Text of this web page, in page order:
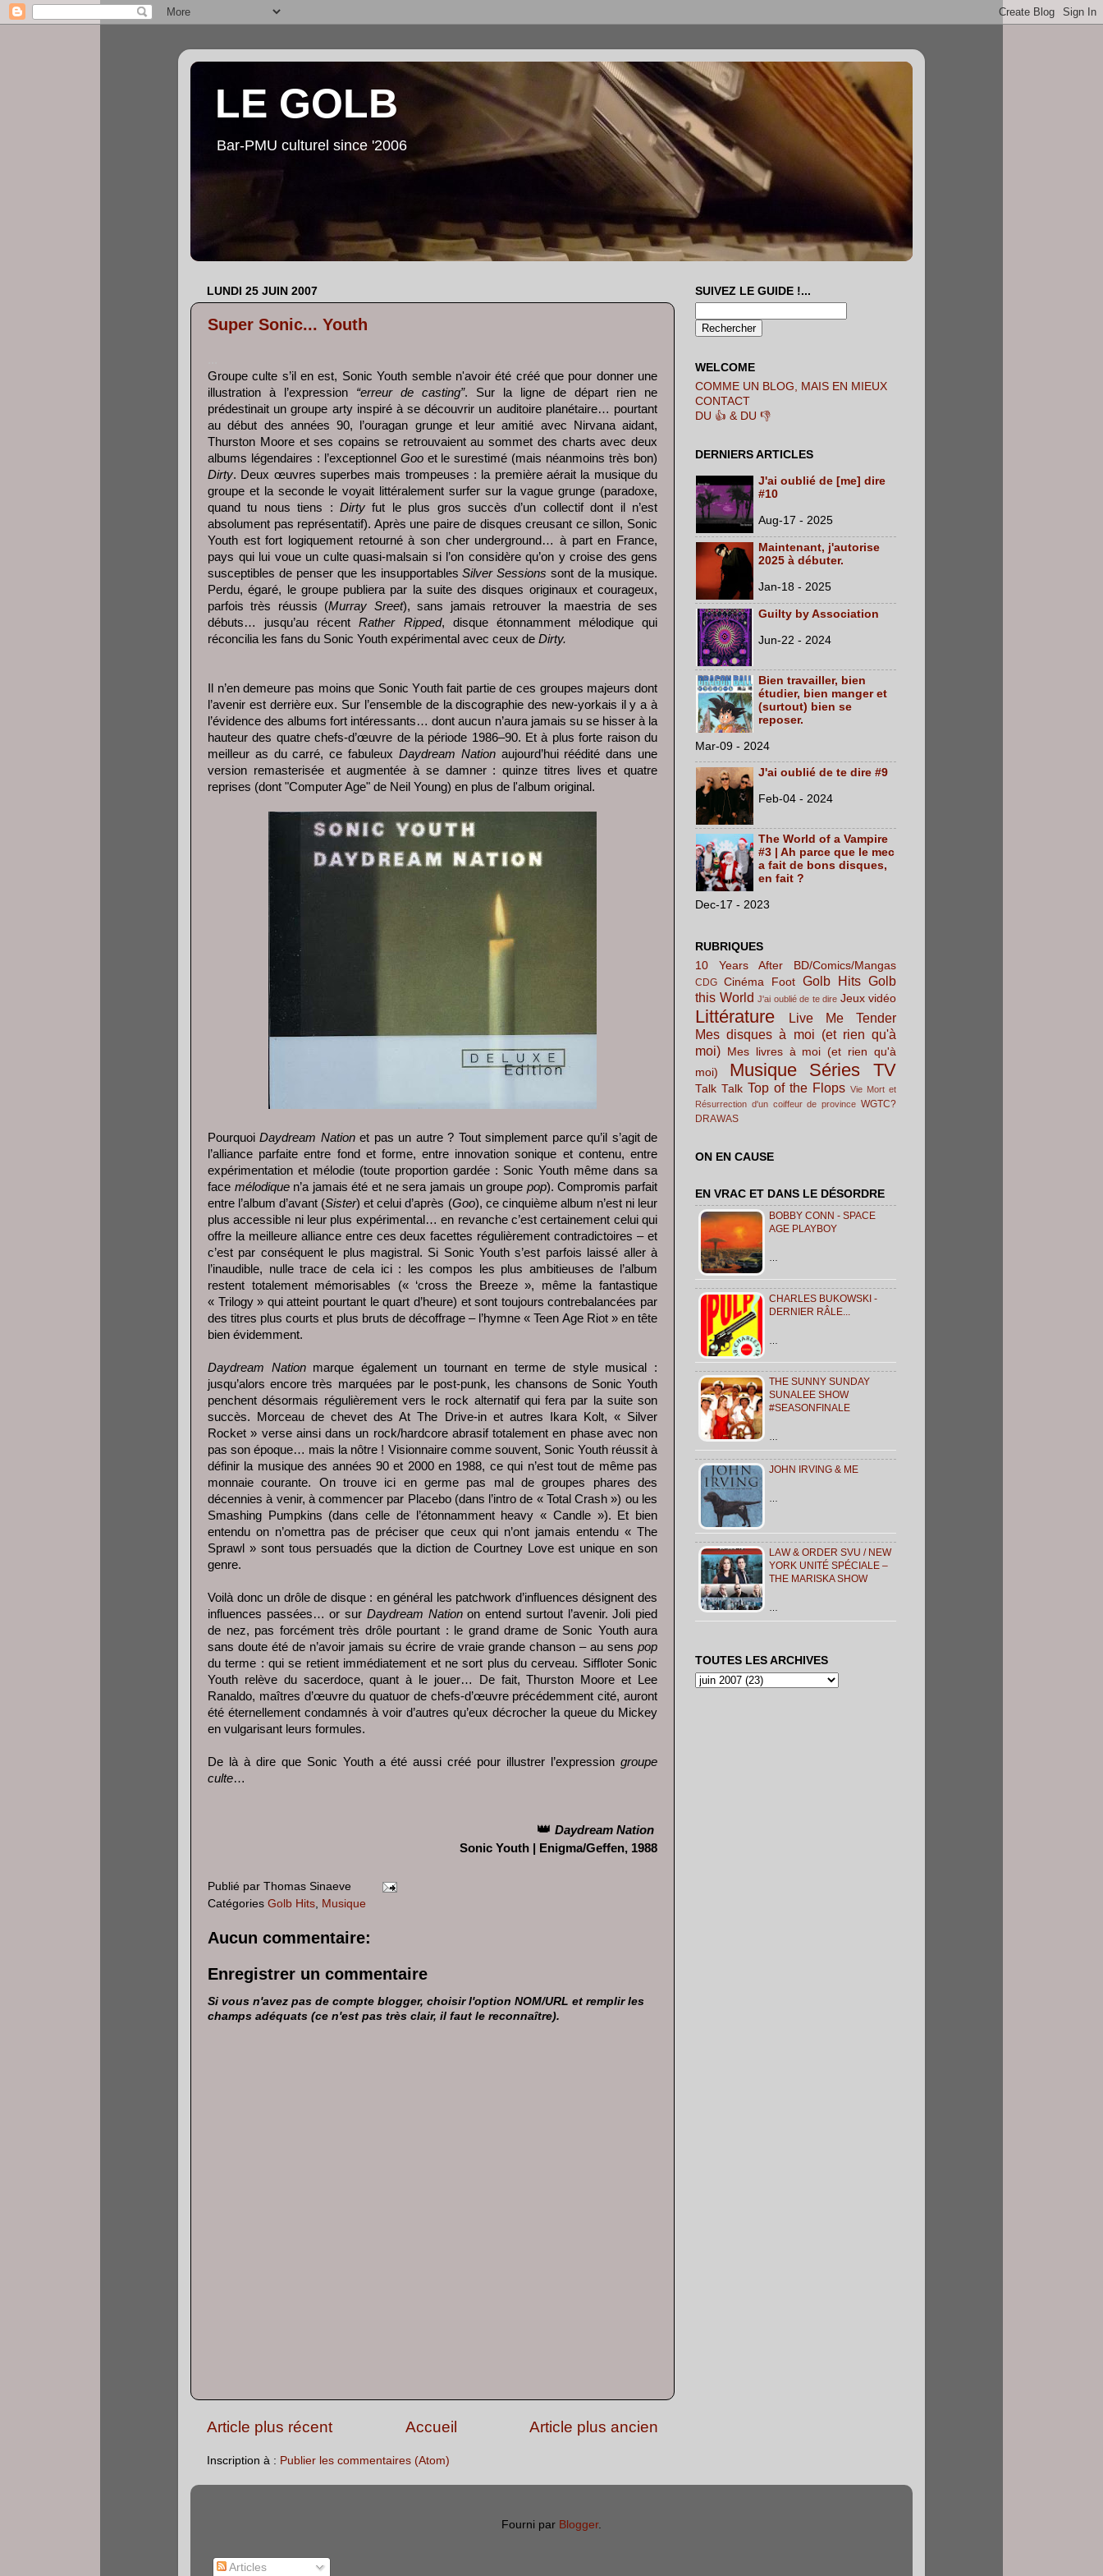
LE GOLB
Bar-PMU culturel since '2006
LUNDI 25 JUIN 2007
Super Sonic... Youth
Groupe culte s’il en est, Sonic Youth semble n'avoir été créé que pour donner une
illustration à l’expression “erreur de casting”. Sur la ligne de départ rien ne
prédestinait un groupe arty inspiré à se découvrir un auditoire planétaire… pourtant
au début des années 90, l’ouragan grunge et leur amitié avec Nirvana aidant,
Thurston Moore et ses copains se retrouvaient au sommet des charts avec deux
albums légendaires : l’exceptionnel Gooet le surestimé (mais néanmoins très bon)
Dirty. Deux œuvres superbes mais trompeuses : la première aérait la musique du
groupe et la seconde le voyait littéralement surfer sur la vague grunge (paradoxe,
quand tu nous tiens : Dirty fut le plus gros succès d’un collectif dont il n’est
absolument pas représentatif). Après une paire de disques creusant ce sillon, Sonic
Youth est fort logiquement retourné à son cher underground… à part en France,
pays qui lui voue un culte quasi-malsain si l’on considère qu’on y croise des gens
susceptibles de penser que les insupportablesSilver Sessions sont de la musique.
Perdu, égaré, le groupe publiera par la suite des disques originaux et courageux,
parfois très réussis (Murray Sreet), sans jamais retrouver la maestria de ses
débuts… jusqu’au récentRather Ripped, disque étonnamment mélodique qui
réconcilia les fans du Sonic Youth expérimental avec ceux de Dirty.
Il n’en demeure pas moins que Sonic Youth fait partie de ces groupes majeurs dont
l’avenir est derrière eux. Sur l’ensemble de la discographie des new-yorkais il y a à
l’évidence des albums fort intéressants… dont aucun n’aura jamais su se hisser à la
hauteur des quatre chefs-d’œuvre de la période 1986–90. Et à plus forte raison du
meilleur as du carré, ce fabuleux Daydream Nationaujourd’hui réédité dans une
version remasterisée et augmentée à se damner : quinze titres lives et quatre
reprises (dont "Computer Age" de Neil Young) en plus de l'album original.
PourquoiDaydream Nationet pas un autre ? Tout simplement parce qu’il s’agit de
l’alliance parfaite entre fond et forme, entre innovation sonique et contenu, entre
expérimentation et mélodie (toute proportion gardée : Sonic Youth même dans sa
face mélodiquen’a jamais été et ne sera jamais un groupe pop). Compromis parfait
entre l’album d’avant (Sister) et celui d’après (Goo), ce cinquième album n’est ni leur
plus accessible ni leur plus expérimental… en revanche c’est certainement celui qui
offre la meilleure alliance entre ces deux facettes régulièrement contradictoires – et
c’est par conséquent le plus magistral. Si Sonic Youth s’est parfois laissé aller à
l’inaudible, nulle trace de cela ici : les compos les plus ambitieuses de l’album
restent totalement mémorisables (« ‘cross the Breeze », même la fantastique
« Trilogy » qui atteint pourtant le quart d’heure) et sont toujours contrebalancées par
des titres plus courts et plus bruts de décoffrage – l’hymne « Teen Age Riot » en tête
bien évidemment.
Daydream Nationmarque également un tournant en terme de style musical :
jusqu’alors encore très marquées par le post-punk, les chansons de Sonic Youth
penchent désormais régulièrement vers le rock alternatif qui fera par la suite son
succès. Morceau de chevet des At The Drive-in et autres Ikara Kolt, « Silver
Rocket » verse ainsi dans un rock/hardcore abrasif totalement en phase avec non
pas son époque… mais la nôtre ! Visionnaire comme souvent, Sonic Youth réussit à
définir la musique des années 90 et 2000 en 1988, ce qui n’est tout de même pas
monnaie courante. On trouve ici en germe pas mal de groupes phares des
décennies à venir, à commencer par Placebo (dans l’intro de « Total Crash ») ou les
Smashing Pumpkins (dans celle de l’étonnamment heavy « Candle »). Et bien
entendu on n’omettra pas de préciser que ceux qui n’ont jamais entendu « The
Sprawl » sont tous persuadés que la diction de Courtney Love est unique en son
genre.
Voilà donc un drôle de disque : en général les patchwork d’influences désignent des
influences passées… or sur Daydream Nationon entend surtout l’avenir. Joli pied
de nez, pas forcément très drôle pourtant : le grand drame de Sonic Youth aura
sans doute été de n’avoir jamais su écrire de vraie grande chanson – au sens pop
du terme : qui se retient immédiatement et ne sort plus du cerveau. Siffloter Sonic
Youth relève du sacerdoce, quant à le jouer… De fait, Thurston Moore et Lee
Ranaldo, maîtres d’œuvre du quatuor de chefs-d’œuvre précédemment cité, auront
été éternellement condamnés à voir d’autres qu’eux décrocher la queue du Mickey
en vulgarisant leurs formules.
De là à dire que Sonic Youth a été aussi créé pour illustrer l’expression groupe
culte…
👑 Daydream Nation
Sonic Youth | Enigma/Geffen, 1988
Publié par Thomas Sinaeve
Catégories Golb Hits, Musique
Aucun commentaire:
Enregistrer un commentaire
Si vous n'avez pas de compte blogger, choisir l'option NOM/URL et remplir les
champs adéquats (ce n'est pas très clair, il faut le reconnaître).
Article plus récent Article plus ancien
Accueil
Inscription à : Publier les commentaires (Atom)
SUIVEZ LE GUIDE !...
WELCOME
COMME UN BLOG, MAIS EN MIEUX
CONTACT
DU 👍 & DU 👎
DERNIERS ARTICLES
J'ai oublié de [me] dire
#10
Aug-17 - 2025
Maintenant, j'autorise
2025 à débuter.
Jan-18 - 2025
Guilty by Association
Jun-22 - 2024
Bien travailler, bien
étudier, bien manger et
(surtout) bien se
reposer.
Mar-09 - 2024
J'ai oublié de te dire #9
Feb-04 - 2024
The World of a Vampire
#3 | Ah parce que le mec
a fait de bons disques,
en fait ?
Dec-17 - 2023
RUBRIQUES
10 Years After
BD/Comics/Mangas
CDG Cinéma Foot Golb Hits Golb
this World J'ai oublié de te dire Jeux vidéo
Littérature
Live Me Tender
Mes disques à moi (et rien qu'à
moi) Mes livres à moi (et rien qu'à
moi)
Musique Séries TV
Talk Talk Top of the Flops Vie Mort et
Résurrection d'un coiffeur de province WGTC?
DRAWAS
ON EN CAUSE
EN VRAC ET DANS LE DÉSORDRE
BOBBY CONN - SPACE
AGE PLAYBOY
CHARLES BUKOWSKI -
DERNIER RÂLE...
THE SUNNY SUNDAY
SUNALEE SHOW
#SEASONFINALE
JOHN IRVING & ME
LAW & ORDER SVU / NEW
YORK UNITÉ SPÉCIALE –
THE MARISKA SHOW
TOUTES LES ARCHIVES
Fourni par Blogger.
Articles